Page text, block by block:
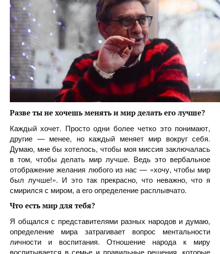
Разве ты не хочешь менять и мир делать его лучше?
Каждый хочет. Просто одни более четко это понимают,
другие — менее, но каждый меняет мир вокруг себя.
Думаю, мне бы хотелось, чтобы моя миссия заключалась
в том, чтобы делать мир лучше. Ведь это вербальное
отображение желания любого из нас — «хочу, чтобы мир
был лучше!». И это так прекрасно, что неважно, что я
смирился с миром, а его определение расплывчато.
Что есть мир для тебя?
Я общался с представителями разных народов и думаю,
определение мира затрагивает вопрос ментальности
личности и воспитания. Отношение народа к миру
воспитывается в семье и правильные решения, которые